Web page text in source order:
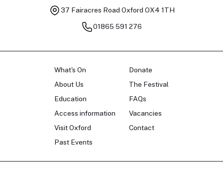
37 Fairacres Road Oxford OX4 1TH
01865 591 276
What's On
About Us
Education
Access information
Visit Oxford
Past Events
Donate
The Festival
FAQs
Vacancies
Contact